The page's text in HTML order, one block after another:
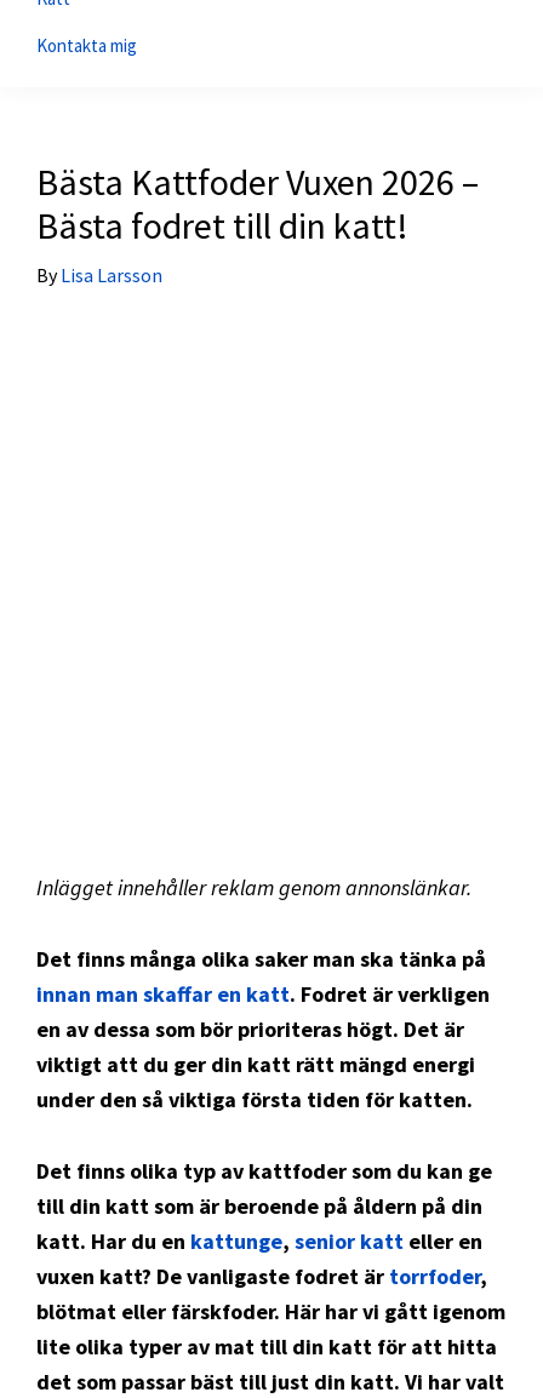
Kontakta mig
Bästa Kattfoder Vuxen 2026 –
Bästa fodret till din katt!
ByLisa Larsson
Inlägget innehåller reklam genom annonslänkar.
Det finns många olika saker man ska tänka på
innan man skaffar en katt. Fodret är verkligen
en av dessa som bör prioriteras högt. Det är
viktigt att du ger din katt rätt mängd energi
under den så viktiga första tiden för katten.
Det finns olika typ av kattfoder som du kan ge
till din katt som är beroende på åldern på din
katt. Har du en kattunge, senior katt eller en
vuxen katt? De vanligaste fodret är torrfoder,
blötmat eller färskfoder. Här har vi gått igenom
lite olika typer av mat till din katt för att hitta
det som passar bäst till just din katt. Vi har valt